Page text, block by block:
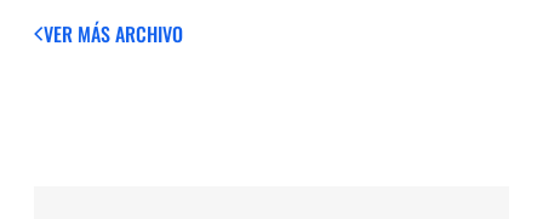
VER MÁSARCHIVO